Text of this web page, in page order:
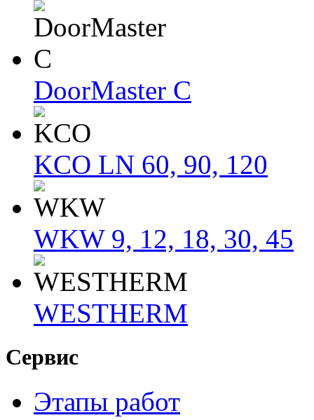
DoorMaster C
KCO LN 60, 90, 120
WKW 9, 12, 18, 30, 45
WESTHERM
Сервис
Этапы работ